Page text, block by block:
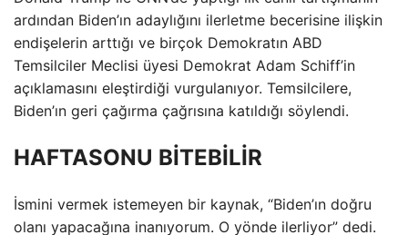
ardından Biden’ın adaylığını ilerletme becerisine ilişkin
endişelerin arttığı ve birçok Demokratın ABD
Temsilciler Meclisi üyesi Demokrat Adam Schiff’in
açıklamasını eleştirdiği vurgulanıyor. Temsilcilere,
Biden’ın geri çağırma çağrısına katıldığı söylendi.
HAFTASONU BİTEBİLİR
İsmini vermek istemeyen bir kaynak, “Biden’ın doğru
olanı yapacağına inanıyorum. O yönde ilerliyor” dedi.